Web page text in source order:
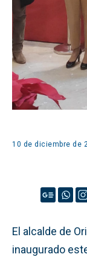
10 de diciembre de
El alcalde de
inaugurado